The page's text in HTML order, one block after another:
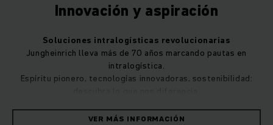
Innovación y aspiración
Soluciones intralogísticas revolucionarias
Jungheinrich lleva más de 70 años marcando pautas en
intralogística.
Espíritu pionero, tecnologías innovadoras, sostenibilidad:
VER MÁS INFORMACIÓN